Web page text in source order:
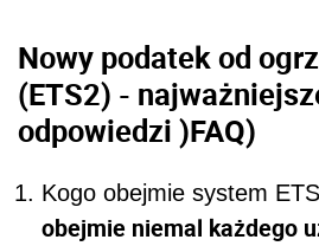
Nowy podatek od
(ETS2) -
odpowiedzi )FAQ)
Kogo obejmie system
obejmie niemal każdego